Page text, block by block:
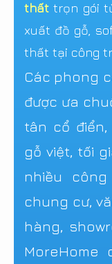
thất trọn gói
xuất đồ gỗ,
thất tại công
Các phong
được ưa
tân cổ
gỗ việt, tối
nhiều
chung cư,
hàng,